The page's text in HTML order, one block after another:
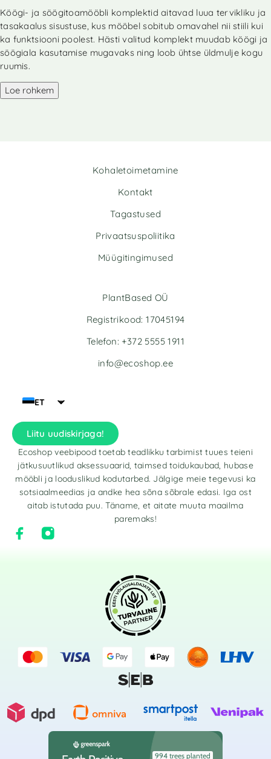
Köögi- ja söögitoamööbli komplektid aitavad luua tervikliku ja
tasakaalus sisustuse, kus mööbel sobitub omavahel nii stiili kui
ka funktsiooni poolest. Hästi valitud komplekt muudab köögi ja
söögiala kasutamise mugavaks ning loob ühtse üldmulje kogu
ruumis.
Loe rohkem
Kohaletoimetamine
Kontakt
Tagastused
Privaatsuspoliitika
Müügitingimused
ET
Liitu uudiskirjaga!
Ecoshop veebipood toetab teadlikku tarbimist tuues teieni
jätkusuutlikud aksessuaarid, taimsed toidukaubad, hubase
mööbli ja looduslikud kodutarbed. Jälgige meie tegevusi ka
sotsiaalmeedias ja andke hea sõna sõbrale edasi. Iga ost
aitab istutada puu. Täname, et aitate muuta maailma
paremaks!
PlantBased OÜ
Registrikood: 17045194
Telefon: +372 5555 1911
info@ecoshop.ee
994 trees planted